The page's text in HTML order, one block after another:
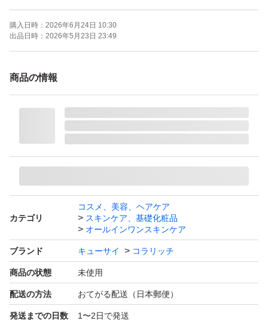
2026年3月購入品です。
防水対策+ゆうパケットで発送します。製造番号が画像と
ます。箱潰れなどが生じる場合がございますので、気にさ
☆値下げ不可☆
ブランド：キューサイ コラリッチ
購入日時： 2026年6月24日 10:30
出品日時： 2026年5月23日 23:49
商品の情報
カテゴリ
コスメ、美容、ヘアケア
スキンケア、基礎化粧品
オールインワンスキンケア
ブランド キューサイ コラリッチ
商品の状態 未使用
配送の方法 おてがる配送（日本郵便）
発送までの日数 1〜2日で発送